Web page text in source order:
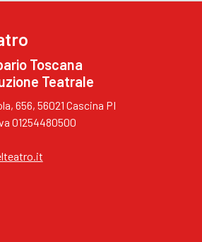
Toscana
Teatrale
656, 56021 Cascina PI
01254480500